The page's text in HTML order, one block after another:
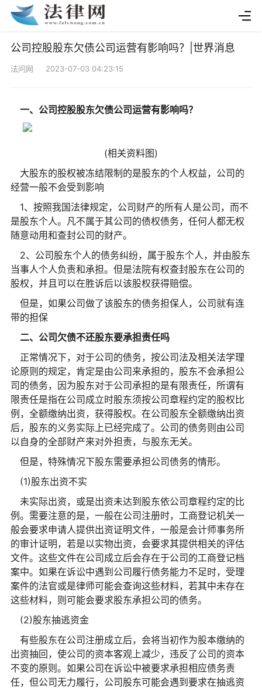
公司控股股东欠债公司运营有影响吗？|世界消息
法问网 2023-07-03 04:23:15
一、公司控股股东欠债公司运营有影响吗？
(相关资料图)
大股东的股权被冻结限制的是股东的个人权益，公司的
经营一般不会受到影响
1、按照我国法律规定，公司财产的所有人是公司，而不
是股东个人。凡不属于其公司的债权债务，任何人都无权
随意动用和查封公司的财产。
2、公司股东个人的债务纠纷，属于股东个人，并由股东
当事人个人负责和承担。但是法院有权查封股东在公司的
股权，并且可以在胜诉后以该股权获得赔偿。
但是，如果公司做了该股东的债务担保人，公司就有连
带的担保
二、公司欠债不还股东要承担责任吗
正常情况下，对于公司的债务，按公司法及相关法学理
论原则的规定，肯定是由公司来承担的，股东不会承担公
司的债务，因为股东对于公司承担的是有限责任，所谓有
限责任是指在公司成立时股东须按公司章程约定的股权比
例，全额缴纳出资，获得股权。在公司股东全额缴纳出资
后，股东的义务实际上已经完成了。公司的债务则由公司
以自身的全部财产来对外担责，与股东无关。
但是，特殊情况下股东需要承担公司债务的情形。
(1)股东出资不实
未实际出资，或是出资未达到股东依公司章程约定的比
例。需要注意的是，一般在公司注册时，工商登记机关一
般会要求申请人提供出资证明文件，一般是会计师事务所
的审计证明，若是以实物出资，会要求其提供相关的评估
文件。这些文件在公司成立后会存在于公司的工商登记档
案中。如果在诉讼中遇到公司履行债务能力不足时，受理
案件的法官或是律师可能会查询这些材料，若其中未存在
这些材料，则可能会要求股东承担公司的债务。
(2)股东抽逃资金
有些股东在公司注册成立后，会将当初作为股本缴纳的
出资抽回，使公司的资本客观上减少，违反了公司的资本
不变的原则。如果公司在诉讼中被要求承担相应债务责
任，但公司无力履行，公司股东可能会遇到要求在抽逃资